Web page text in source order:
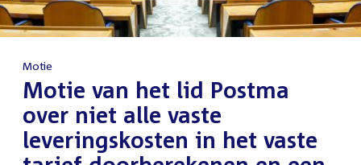
Motie
:Motie van het lid Postma
over niet alle vaste
leveringskosten in het vaste